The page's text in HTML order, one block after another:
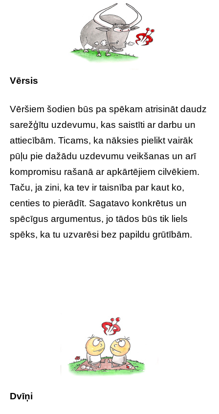
Vērsis
Vēršiem šodien būs pa spēkam atrisināt daudz
sarežģītu uzdevumu, kas saistīti ar darbu un
attiecībām. Ticams, ka nāksies pielikt vairāk
pūļu pie dažādu uzdevumu veikšanas un arī
kompromisu rašanā ar apkārtējiem cilvēkiem.
Taču, ja zini, ka tev ir taisnība par kaut ko,
centies to pierādīt. Sagatavo konkrētus un
spēcīgus argumentus, jo tādos būs tik liels
spēks, ka tu uzvarēsi bez papildu grūtībām.
Dvīņi